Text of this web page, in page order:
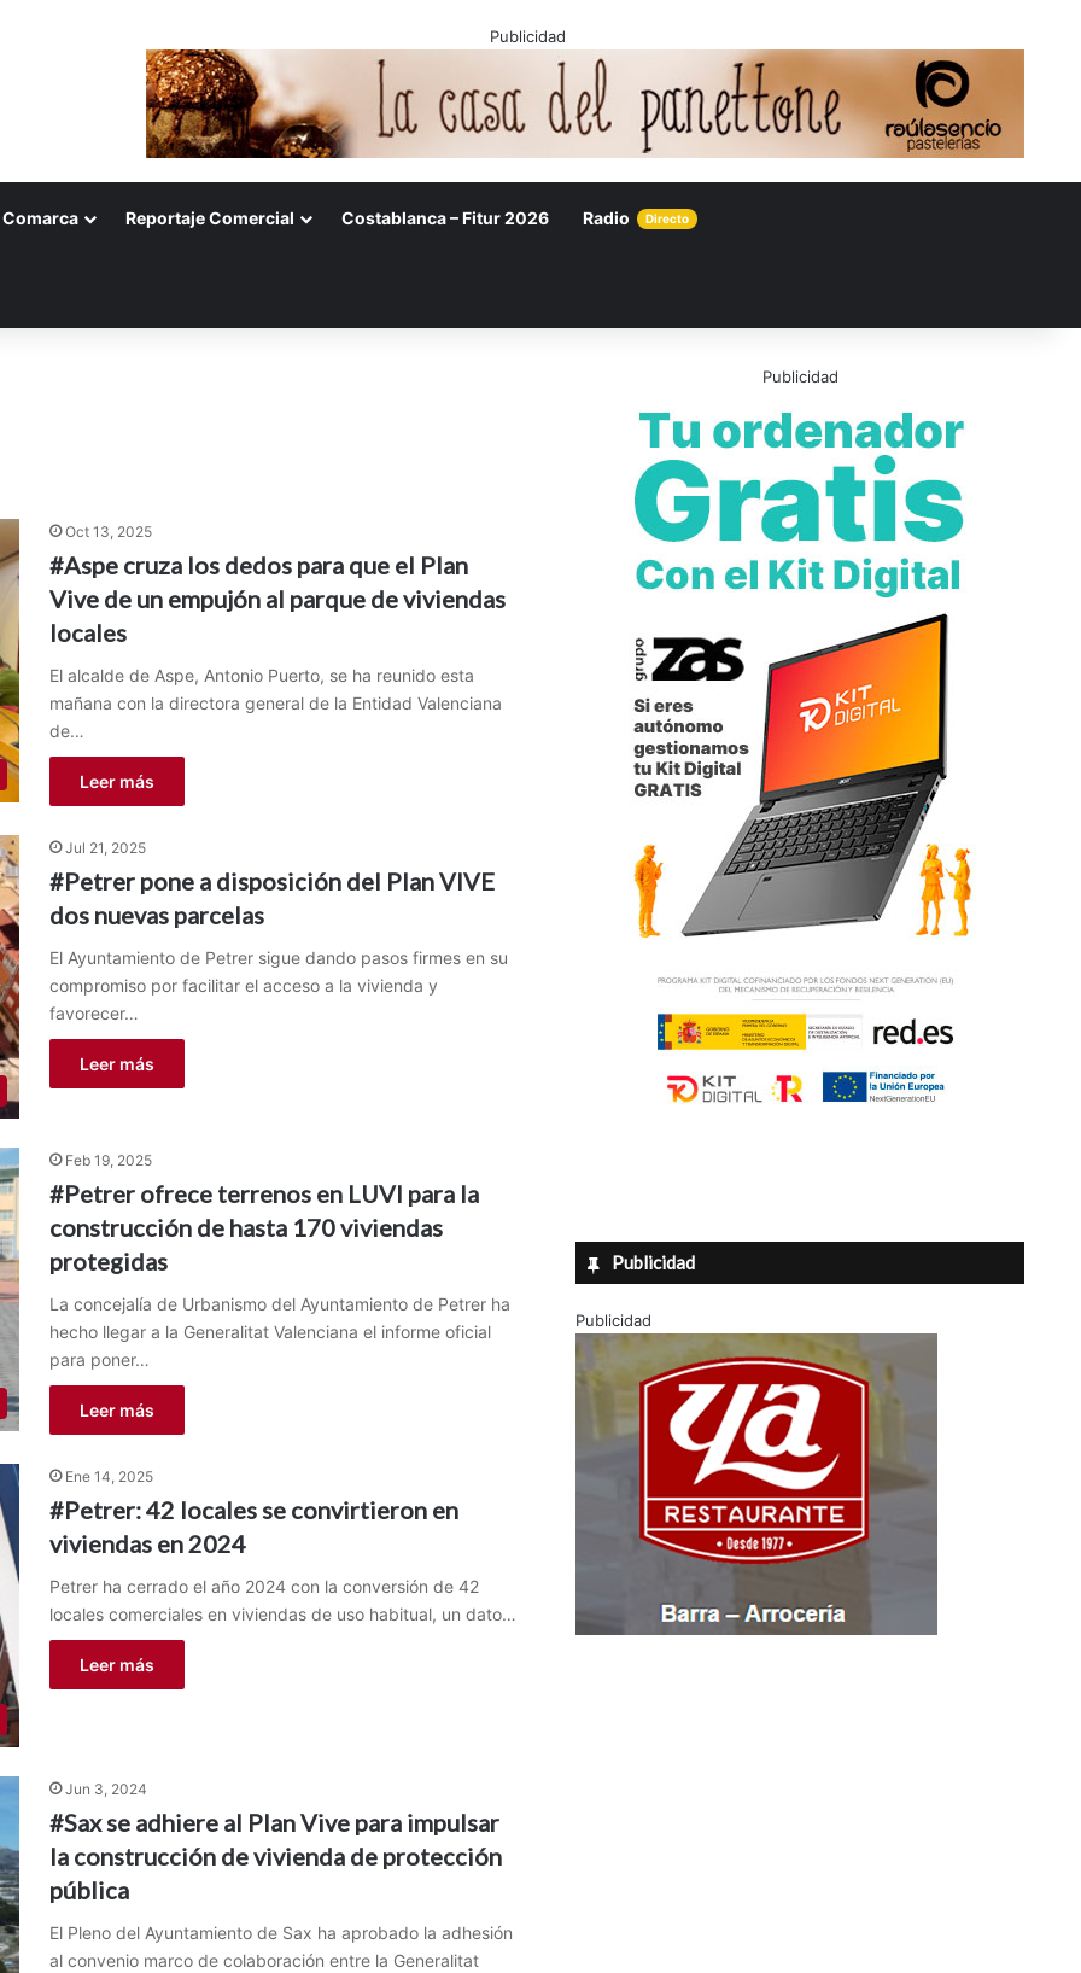
Publicidad
Comarca Reportaje Comercial Costablanca – Fitur 2026 Radio Directo
Oct 13, 2025
#Aspe cruza los dedos para que el Plan
Vive de un empujón al parque de viviendas
locales
El alcalde de Aspe, Antonio Puerto, se ha reunido esta
mañana con la directora general de la Entidad Valenciana
de…
Leer más
Jul 21, 2025
#Petrer pone a disposición del Plan VIVE
dos nuevas parcelas
El Ayuntamiento de Petrer sigue dando pasos firmes en su
compromiso por facilitar el acceso a la vivienda y
favorecer…
Leer más
Feb 19, 2025
#Petrer ofrece terrenos en LUVI para la
construcción de hasta 170 viviendas
protegidas
La concejalía de Urbanismo del Ayuntamiento de Petrer ha
hecho llegar a la Generalitat Valenciana el informe oficial
para poner…
Leer más
Ene 14, 2025
#Petrer: 42 locales se convirtieron en
viviendas en 2024
Petrer ha cerrado el año 2024 con la conversión de 42
locales comerciales en viviendas de uso habitual, un dato…
Leer más
Jun 3, 2024
#Sax se adhiere al Plan Vive para impulsar
la construcción de vivienda de protección
pública
El Pleno del Ayuntamiento de Sax ha aprobado la adhesión
al convenio marco de colaboración entre la Generalitat
Publicidad
Publicidad
Publicidad